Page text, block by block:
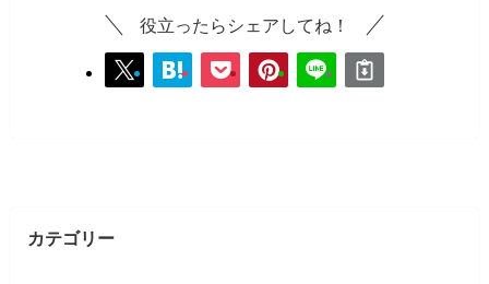
役立ったらシェアしてね！
カテゴリー